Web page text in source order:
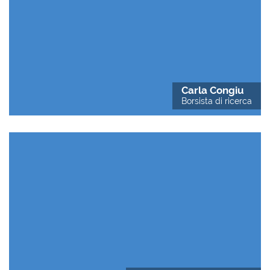
Carla Congiu
Borsista di ricerca